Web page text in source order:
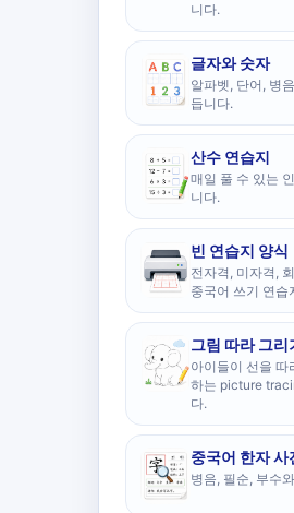
니다.
글자와 숫자
알파벳, 단어, 병
듭니다.
산수 연습지
매일 풀 수 있는
니다.
빈 연습지 양식
전자격, 미자격,
중국어 쓰기 연습
그림 따라 그리
아이들이 선을 따
하는 picture
다.
중국어 한자 사
병음, 필순, 부수